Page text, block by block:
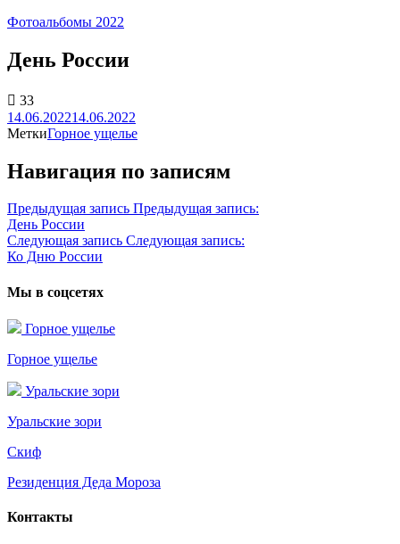
Фотоальбомы 2022
День России
33
14.06.202214.06.2022
МеткиГорное ущелье
Навигация по записям
Предыдущая запись Предыдущая запись:
День России
Следующая запись Следующая запись:
Ко Дню России
Мы в соцсетях
Горное ущелье
Горное ущелье
Уральские зори
Уральские зори
Скиф
Резиденция Деда Мороза
Контакты